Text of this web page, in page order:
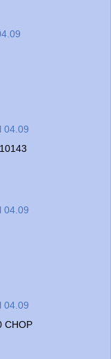
04.09
04.09
04.09
CHOP